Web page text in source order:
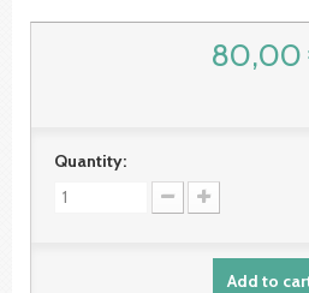
80,00
Quantity:
Add to